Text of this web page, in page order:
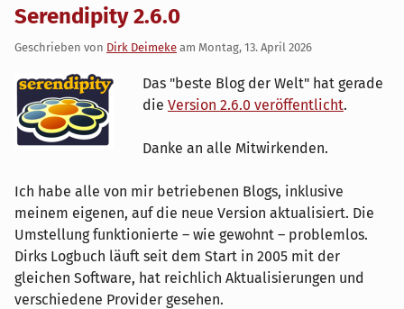
Serendipity 2.6.0
Geschrieben von Dirk Deimeke am Montag, 13. April 2026
Das "beste Blog der Welt" hat gerade
die Version 2.6.0 veröffentlicht.
Danke an alle Mitwirkenden.
Ich habe alle von mir betriebenen Blogs, inklusive
meinem eigenen, auf die neue Version aktualisiert. Die
Umstellung funktionierte – wie gewohnt – problemlos.
Dirks Logbuch läuft seit dem Start in 2005 mit der
gleichen Software, hat reichlich Aktualisierungen und
verschiedene Provider gesehen.